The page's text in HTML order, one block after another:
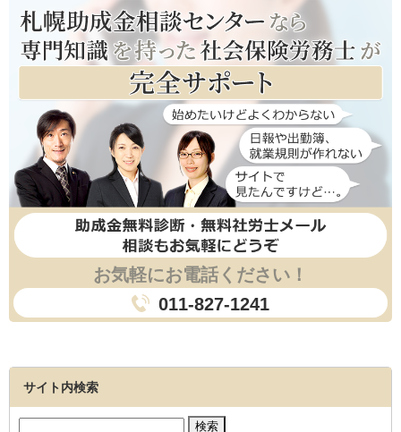
お気軽にお電話ください！
011-827-1241
サイト内検索